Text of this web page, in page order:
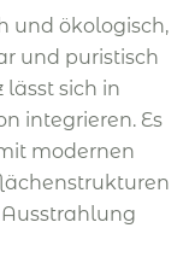
und ökologisch,
und puristisch
sich in
integrieren. Es
modernen